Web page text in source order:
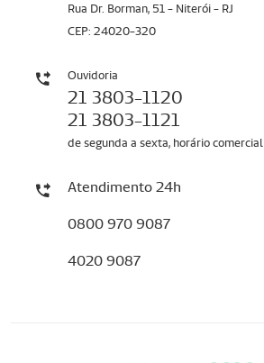
Rua Dr. Borman, 51 - Niterói - RJ
CEP: 24020-320
Ouvidoria
21 3803-1120
21 3803-1121
de segunda a sexta, horário comercial
Atendimento 24h
0800 970 9087
4020 9087